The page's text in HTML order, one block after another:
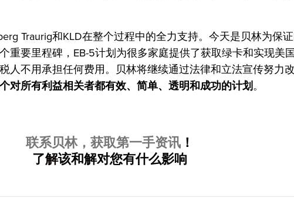
Traurig和KLD在整个过程中的全力支持。今天是贝林为保
重要里程碑，EB-5计划为很多家庭提供了获取绿卡和实现美
人不用承担任何费用。贝林将继续通过法律和立法宣传努力改
对所有利益相关者都有效、简单、透明和成功的计划。
联系贝林，获取第一手资讯 ！
了解该和解对您有什么影响